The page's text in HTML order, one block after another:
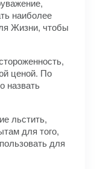
наиболее
Жизни, чтобы
ценой. По
назвать
льстить,
для того,
для